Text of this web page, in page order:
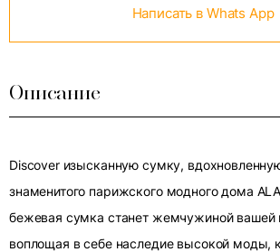
Написать в Whats App
Описание
Discover изысканную сумку,
знаменитого парижского модного дома
бежевая сумка станет жемчужиной вашей
воплощая в себе наследие высокой моды,